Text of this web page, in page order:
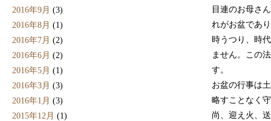
2016年9月 (3)
2016年8月 (1)
2016年7月 (2)
2016年6月 (2)
2016年5月 (1)
2016年3月 (3)
2016年1月 (3)
2015年12月 (1)
目連のお母さ
れがお盆であ
時うつり、時
ません。この
す。
お盆の行事は
略すことなく
尚、迎え火、